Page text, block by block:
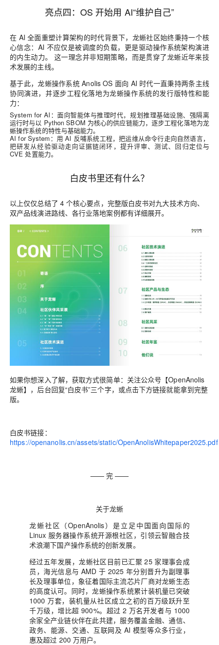
亮点四：OS 开始用 AI“维护自己”
在 AI 全面重塑计算架构的时代背景下，龙蜥社区始终秉持一个核
心信念：AI 不应仅是被调度的负载，更是驱动操作系统架构演进
的内生动力。 这一理念并非短期策略，而是贯穿了龙蜥近年来技
术发展的主线。
基于此，龙蜥操作系统 Anolis OS 面向 AI 时代一直秉持两条主线
协同演进，并逐步工程化落地为龙蜥操作系统的发行版特性和能
力：
System for AI：面向智能体与推理时代，规划推理基础设施、强隔离
运行时与以 Python SBOM 为核心的供应链能力，逐步工程化落地为龙
蜥操作系统的特性与基础能力。
AI for System：用 AI 反哺系统工程，把运维从命令行走向自然语言，
把研发从经验驱动走向证据链闭环，提升评审、测试、回归定位与
CVE 处置能力。
白皮书里还有什么？
以上仅仅总结了 4 个核心要点，完整版白皮书对九大技术方向、
双产品线演进路线、各行业落地案例都有详细展开。
如果你想深入了解，获取方式很简单：关注公众号【OpenAnolis
龙蜥】，后台回复“白皮书”三个字，或点击下方链接就能拿到完整
版。
白皮书链接：
https://openanolis.cn/assets/static/OpenAnolisWhitepaper2025.pdf
—— 完 ——
关于龙蜥
龙蜥社区（OpenAnolis）是立足中国面向国际的
Linux 服务器操作系统开源根社区，引领云智融合技
术浪潮下国产操作系统的创新发展。
经过五年发展，龙蜥社区目前已汇聚 25 家理事会成
员，海光信息与 AMD 于 2025 年分别晋升为副理事
长及理事单位，象征着国际主流芯片厂商对龙蜥生态
的高度认可。同时，龙蜥操作系统累计装机量已突破
1000 万套，装机量从社区成立之初的百万级跃升至
千万级，增比超 900%。超过 2 万名开发者与 1000
余家全产业链伙伴在此共建，服务覆盖金融、通信、
政务、能源、交通、互联网及 AI 模型等众多行业，
惠及超过 200 万用户。